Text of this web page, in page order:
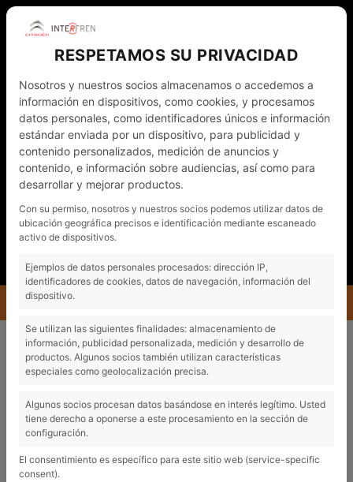
WHATSAPP
NOTÍCIES CONTACTO - CITA PRÈVIA
EL MEU COMPTE
MENÚ
COTXES NOUS CITROËN C3 TURBO 100 S-S 6V PLUS
Previous
RESPETAMOS SU PRIVACIDAD
Nosotros y nuestros socios almacenamos o accedemos a
información en dispositivos, como cookies, y procesamos
datos personales, como identificadores únicos e información
estándar enviada por un dispositivo, para publicidad y
contenido personalizados, medición de anuncios y
contenido, e información sobre audiencias, así como para
desarrollar y mejorar productos.
Con su permiso, nosotros y nuestros socios podemos utilizar datos de
ubicación geográfica precisos e identificación mediante escaneado
activo de dispositivos.
Ejemplos de datos personales procesados: dirección IP,
identificadores de cookies, datos de navegación, información del
dispositivo.
Se utilizan las siguientes finalidades: almacenamiento de
información, publicidad personalizada, medición y desarrollo de
productos. Algunos socios también utilizan características
especiales como geolocalización precisa.
Algunos socios procesan datos basándose en interés legítimo. Usted
tiene derecho a oponerse a este procesamiento en la sección de
configuración.
El consentimiento es específico para este sitio web (service-specific
consent).